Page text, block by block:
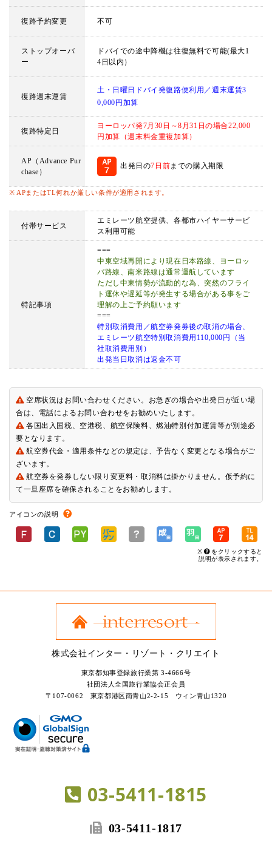
復路予約変更 不可
ストップオーバ
ー
ドバイでの途中降機は往復無料で可能(最大1
4日以内）
復路週末運賃
土・日曜日ドバイ発復路便利用／週末運賃3
0,000円加算
復路特定日
ヨーロッパ発7月30日～8月31日の場合22,000
円加算（週末料金重複加算）
AP（Advance Pur
chase）
出発日の7日前までの購入期限
※ APまたはTL何れか厳しい条件が適用されます。
付帯サービス
エミレーツ航空提供、各都市ハイヤーサービ
ス利用可能
特記事項
===
中東空域再開により現在日本路線、ヨーロッ
パ路線、南米路線は通常運航しています
ただし中東情勢が流動的な為、突然のフライ
ト運休や遅延等が発生する場合がある事をご
理解の上ご予約願います
===
特別取消費用／航空券発券後の取消の場合、
エミレーツ航空特別取消費用110,000円（当
社取消費用別）
出発当日取消は返金不可
空席状況はお問い合わせください。お急ぎの場合や出発日が近い場
合は、電話によるお問い合わせをお勧めいたします。
各国出入国税、空港税、航空保険料、燃油特別付加運賃等が別途必
要となります。
航空券代金・適用条件などの規定は、予告なく変更となる場合がご
ざいます。
航空券を発券しない限り変更料・取消料は掛かりません。仮予約に
て一旦座席を確保されることをお勧めします。
アイコンの説明
※
をクリックすると
説明が表示されます。
株式会社インター・リゾート・クリエイト
東京都知事登録旅行業第 3-4666号
社団法人全国旅行業協会正会員
〒107-0062 東京都港区南青山2-2-15 ウィン青山1320
03-5411-1815
03-5411-1817